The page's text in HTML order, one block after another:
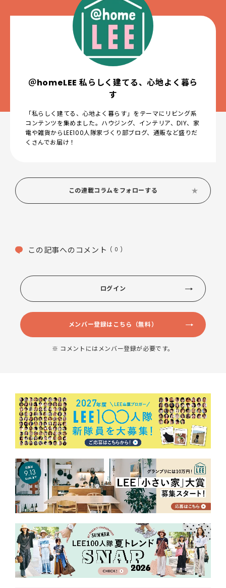
＠homeLEE 私らしく建てる、心地よく暮ら
す
「私らしく建てる、心地よく暮らす」をテーマにリビング系
コンテンツを集めました。ハウジング、インテリア、DIY、家
電や雑貨からLEE100人隊家づくり部ブログ、通販など盛りだ
くさんでお届け！
この連載コラムをフォローする
この記事へのコメント ( 0 )
ログイン
メンバー登録はこちら（無料）
※ コメントにはメンバー登録が必要です。